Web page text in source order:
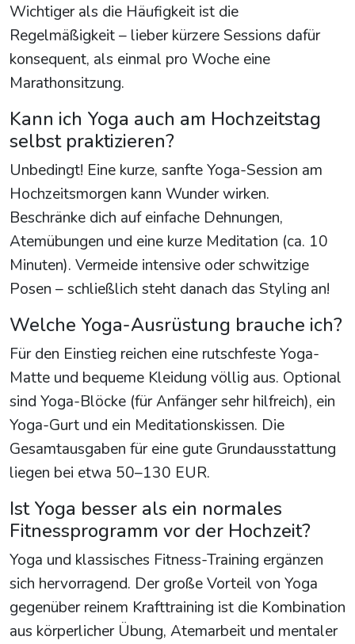
Wichtiger als die Häufigkeit ist die
Regelmäßigkeit – lieber kürzere Sessions dafür
konsequent, als einmal pro Woche eine
Marathonsitzung.
Kann ich Yoga auch am Hochzeitstag
selbst praktizieren?
Unbedingt! Eine kurze, sanfte Yoga-Session am
Hochzeitsmorgen kann Wunder wirken.
Beschränke dich auf einfache Dehnungen,
Atemübungen und eine kurze Meditation (ca. 10
Minuten). Vermeide intensive oder schwitzige
Posen – schließlich steht danach das Styling an!
Welche Yoga-Ausrüstung brauche ich?
Für den Einstieg reichen eine rutschfeste Yoga-
Matte und bequeme Kleidung völlig aus. Optional
sind Yoga-Blöcke (für Anfänger sehr hilfreich), ein
Yoga-Gurt und ein Meditationskissen. Die
Gesamtausgaben für eine gute Grundausstattung
liegen bei etwa 50–130 EUR.
Ist Yoga besser als ein normales
Fitnessprogramm vor der Hochzeit?
Yoga und klassisches Fitness-Training ergänzen
sich hervorragend. Der große Vorteil von Yoga
gegenüber reinem Krafttraining ist die Kombination
aus körperlicher Übung, Atemarbeit und mentaler